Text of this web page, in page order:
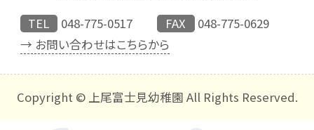
TEL
048-775-0517 FAX
048-775-0629
→ お問い合わせはこちらから
Copyright © 上尾富士見幼稚園 All Rights Reserved.